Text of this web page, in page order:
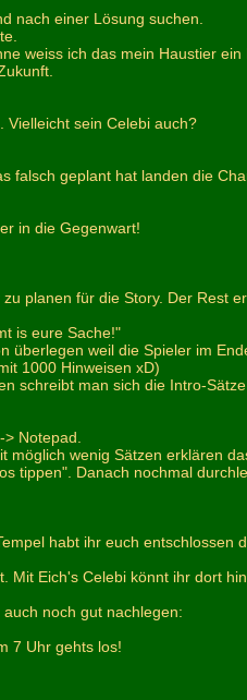
nach einer Lösung suchen.
weiss ich das mein Haustier
Vielleicht sein Celebi auch?
falsch geplant hat landen die
in die Gegenwart!
planen für die Story. Der Rest
is eure Sache!"
überlegen weil die Spieler im
1000 Hinweisen xD)
schreibt man sich die Intro-
Notepad.
möglich wenig Sätzen erklären
tippen". Danach nochmal
habt ihr euch entschlossen
Mit Eich's Celebi könnt ihr dort
noch gut nachlegen:
7 Uhr gehts los!